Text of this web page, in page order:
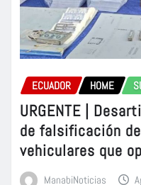
ECUADOR HOME
URGENTE |
de falsificación
vehiculares que
ManabiNoticias